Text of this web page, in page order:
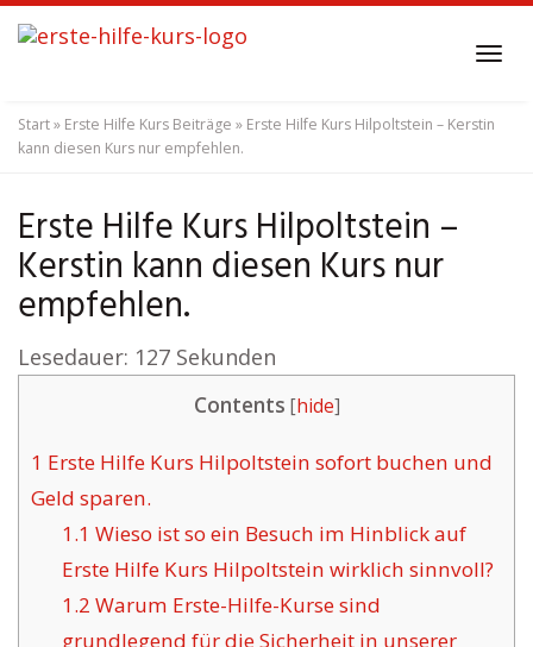
Skip
to
content
Start» Erste Hilfe Kurs Beiträge » Erste Hilfe Kurs Hilpoltstein – Kerstin
kann diesen Kurs nur empfehlen.
Erste Hilfe Kurs Hilpoltstein –
Kerstin kann diesen Kurs nur
empfehlen.
Lesedauer: 127 Sekunden
Contents [hide]
1 Erste Hilfe Kurs Hilpoltstein sofort buchen und
Geld sparen.
1.1 Wieso ist so ein Besuch im Hinblick auf
Erste Hilfe Kurs Hilpoltstein wirklich sinnvoll?
1.2 Warum Erste-Hilfe-Kurse sind
grundlegend für die Sicherheit in unserer